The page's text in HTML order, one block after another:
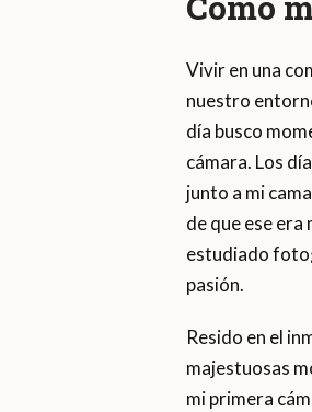
Vivir en una
nuestro
día busco
cámara. Los
junto a mi
de que ese
estudiado
pasión.
Resido en el
majestuosas
mi primera